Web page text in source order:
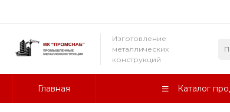
Изготовление
металлических
конструкций
Главная Каталог